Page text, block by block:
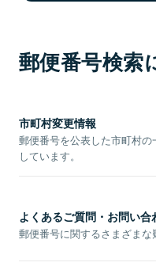
郵便番号検索
市町村変更情報
郵便番号を公表した市町村
しています。
よくあるご質問・お問い合
郵便番号に関するさまざまな